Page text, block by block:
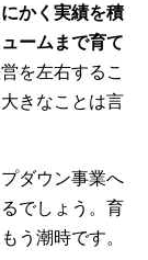
かく実績を積
ームまで育て
を左右するこ
きなことは言
ダウン事業へ
でしょう。育
う潮時です。